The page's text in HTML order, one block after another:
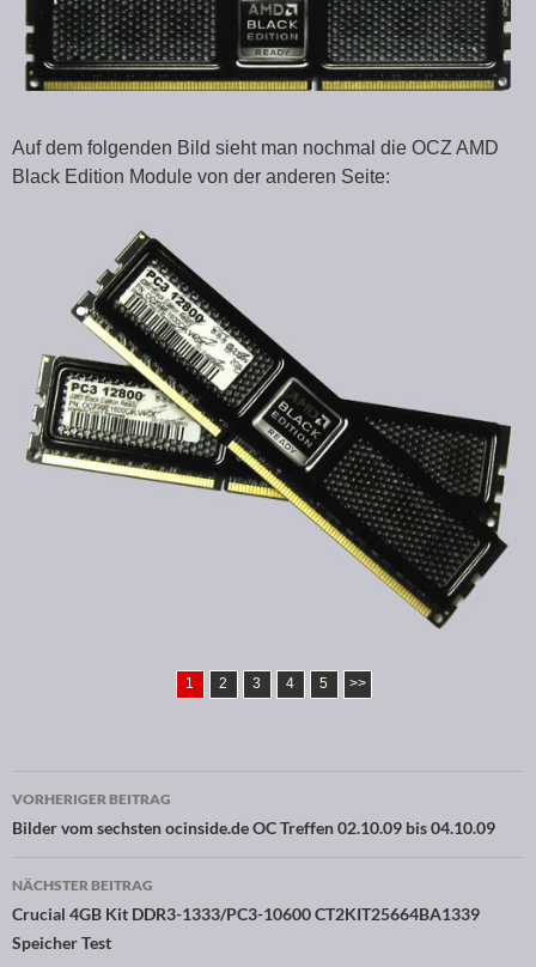
Auf dem folgenden Bild sieht man nochmal die OCZ AMD
Black Edition Module von der anderen Seite:
1 2 3 4 5 >>
Beitragsnavigation
VORHERIGER BEITRAG
Bilder vom sechsten ocinside.de OC Treffen 02.10.09 bis 04.10.09
NÄCHSTER BEITRAG
Crucial 4GB Kit DDR3-1333/PC3-10600 CT2KIT25664BA1339
Speicher Test